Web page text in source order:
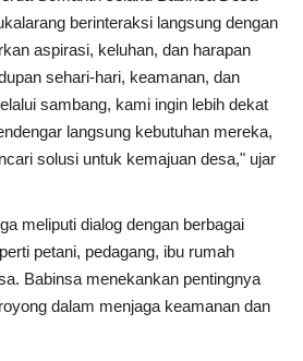
berinteraksi langsung dengan
aspirasi, keluhan, dan harapan
sehari-hari, keamanan, dan
sambang, kami ingin lebih dekat
langsung kebutuhan mereka,
solusi untuk kemajuan desa," ujar
meliputi dialog dengan berbagai
petani, pedagang, ibu rumah
Babinsa menekankan pentingnya
dalam menjaga keamanan dan